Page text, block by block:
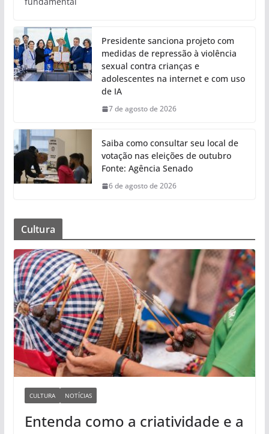
Presidente sanciona projeto com
medidas de repressão à violência
sexual contra crianças e
adolescentes na internet e com uso
de IA
7 de agosto de 2026
Saiba como consultar seu local de
votação nas eleições de outubro
Fonte: Agência Senado
6 de agosto de 2026
Cultura
CULTURA NOTÍCIAS
Entenda como a criatividade e a